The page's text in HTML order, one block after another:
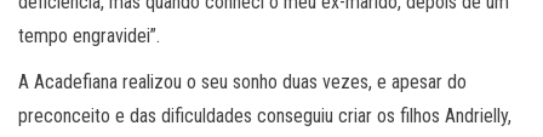
tempo engravidei”.
A Acadefiana realizou o seu sonho duas vezes, e apesar do
preconceito e das dificuldades conseguiu criar os filhos Andrielly,